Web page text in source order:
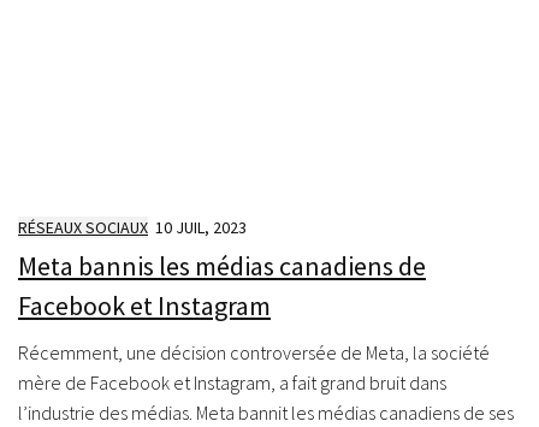
RÉSEAUX SOCIAUX 10 JUIL, 2023
Meta bannis les médias canadiens de
Facebook et Instagram
Récemment, une décision controversée de Meta, la société
mère de Facebook et Instagram, a fait grand bruit dans
l’industrie des médias. Meta bannit les médias canadiens de ses